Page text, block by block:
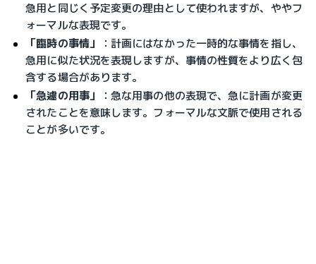
急用と同じく予定変更の理由として使われますが、ややフ
ォーマルな表現です。
「臨時の事情」
： 計画にはなかった一時的な事情を指し、
急用に似た状況を表現しますが、事情の性質をより広く包
含する場合があります。
「急遽の用事」
：急な用事の他の表現で、急に計画が変更
されたことを意味します。フォーマルな文脈で使用される
ことが多いです。